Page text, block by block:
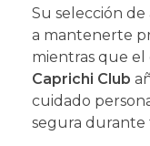
Su selección de
a mantenerte
mientras que el
Caprichi Club
cuidado
segura durante